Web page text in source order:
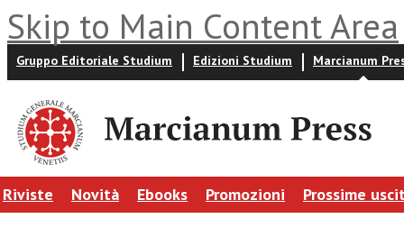
Skip to Main Content Area
Gruppo Editoriale Studium Edizioni Studium Marcianum
Riviste Novità Ebooks Promozioni Prossime